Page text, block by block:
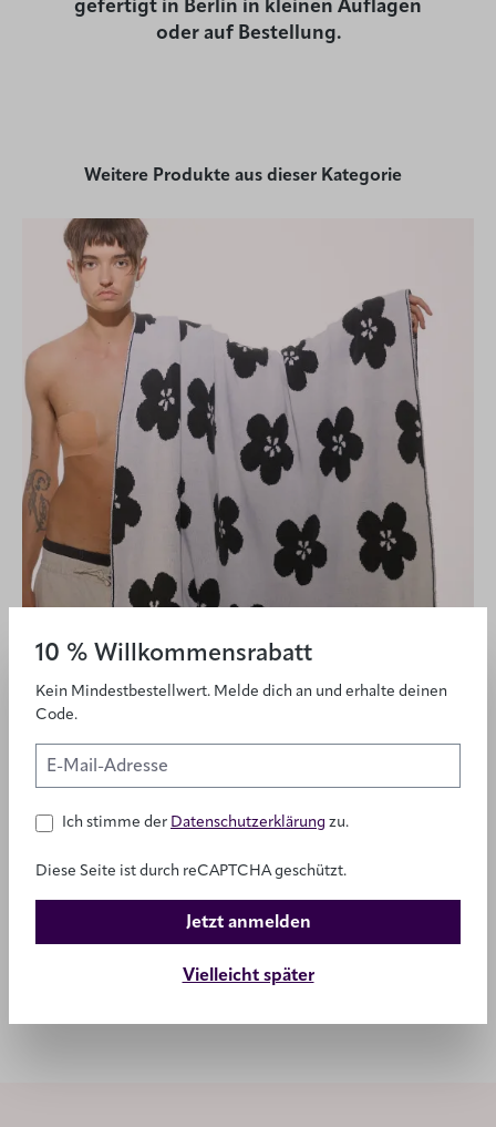
gefertigt in Berlin in kleinen Auflagen
oder auf Bestellung.
Weitere Produkte aus dieser Kategorie
€
Individualisierbar
99,00
10 % Willkommensrabatt
Kein Mindestbestellwert. Melde dich an und erhalte deinen
Code.
Ich stimme der Datenschutzerklärung zu.
Diese Seite ist durch reCAPTCHA geschützt.
Jetzt anmelden
Vielleicht später